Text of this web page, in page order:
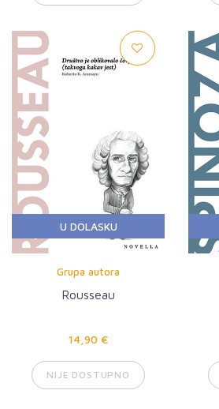
U DOLASKU
Grupa autora
Rousseau
14,90 €
NIJE DOSTUPNO